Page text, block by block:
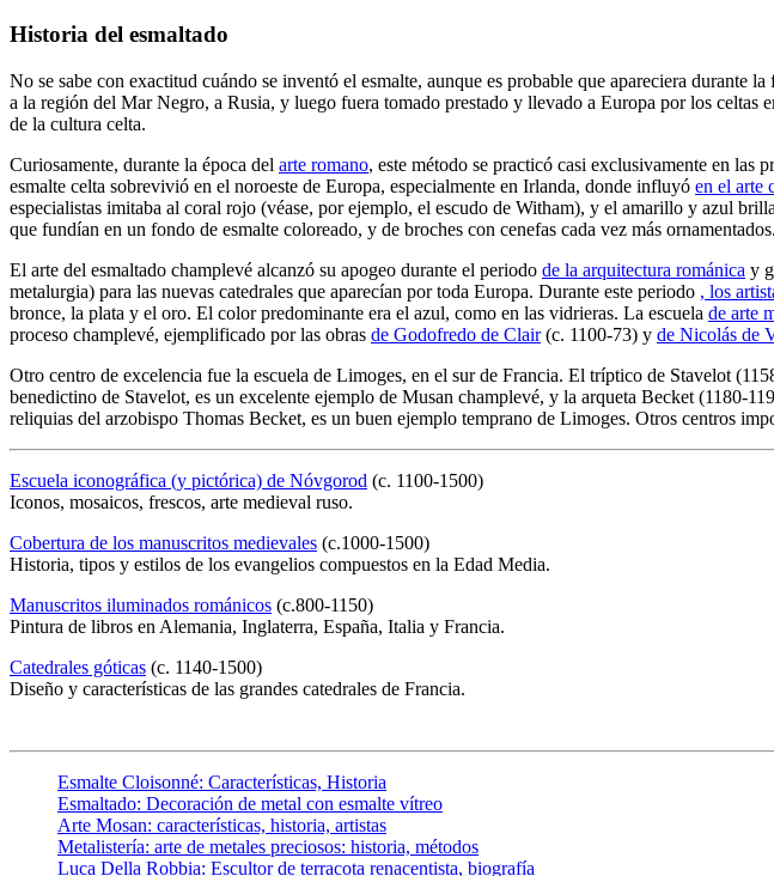
Historia del esmaltado
No se sabe con exactitud cuándo se inventó el esmalte, aunque es probable que apareciera durante la
a la región del Mar Negro, a Rusia, y luego fuera tomado prestado y llevado a Europa por los celtas
de la cultura celta.
Curiosamente, durante la época del arte romano, este método se practicó casi exclusivamente en las
esmalte celta sobrevivió en el noroeste de Europa, especialmente en Irlanda, donde influyó en el arte
especialistas imitaba al coral rojo (véase, por ejemplo, el escudo de Witham), y el amarillo y azul
que fundían en un fondo de esmalte coloreado, y de broches con cenefas cada vez más
El arte del esmaltado champlevé alcanzó su apogeo durante el periodo de la arquitectura románica y
metalurgia) para las nuevas catedrales que aparecían por toda Europa. Durante este periodo , los
bronce, la plata y el oro. El color predominante era el azul, como en las vidrieras. La escuela de arte
proceso champlevé, ejemplificado por las obras de Godofredo de Clair(c. 1100-73) y de Nicolás de
Otro centro de excelencia fue la escuela de Limoges, en el sur de Francia. El tríptico de Stavelot
benedictino de Stavelot, es un excelente ejemplo de Musan champlevé, y la arqueta Becket (1180-
reliquias del arzobispo Thomas Becket, es un buen ejemplo temprano de Limoges. Otros centros
Escuela iconográfica (y pictórica) de Nóvgorod (c. 1100-1500)
Iconos, mosaicos, frescos, arte medieval ruso.
Cobertura de los manuscritos medievales (c.1000-1500)
Historia, tipos y estilos de los evangelios compuestos en la Edad Media.
Manuscritos iluminados románicos (c.800-1150)
Pintura de libros en Alemania, Inglaterra, España, Italia y Francia.
Catedrales góticas (c. 1140-1500)
Diseño y características de las grandes catedrales de Francia.
Esmalte Cloisonné: Características, Historia
Esmaltado: Decoración de metal con esmalte vítreo
Arte Mosan: características, historia, artistas
Metalistería: arte de metales preciosos: historia, métodos
Luca Della Robbia: Escultor de terracota renacentista, biografía